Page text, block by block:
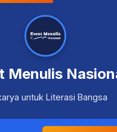
Menulis
untuk Literasi Bangsa